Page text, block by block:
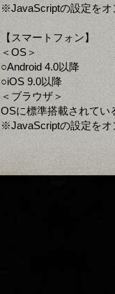
※JavaScriptの設定をオ
【スマートフォン】
＜OS＞
○Android 4.0以降
○iOS 9.0以降
＜ブラウザ＞
OSに標準搭載されてい
※JavaScriptの設定をオ